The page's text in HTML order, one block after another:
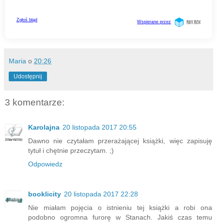
Maria o 20:26
Udostępnij
3 komentarze:
Karolajna 20 listopada 2017 20:55
Dawno nie czytałam przerażającej książki, więc zapisuję
tytuł i chętnie przeczytam. ;)
Odpowiedz
booklicity 20 listopada 2017 22:28
Nie miałam pojęcia o istnieniu tej książki a robi ona
podobno ogromna furorę w Stanach. Jakiś czas temu